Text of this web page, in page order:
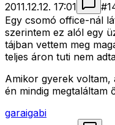
2011.12.12. 17:01 #
Egy csomó office-nál
szerintem ez alól egy
tájban vettem meg
teljes áron tuti nem
Amikor gyerek voltam,
én mindig megtaláltam
garaigabi